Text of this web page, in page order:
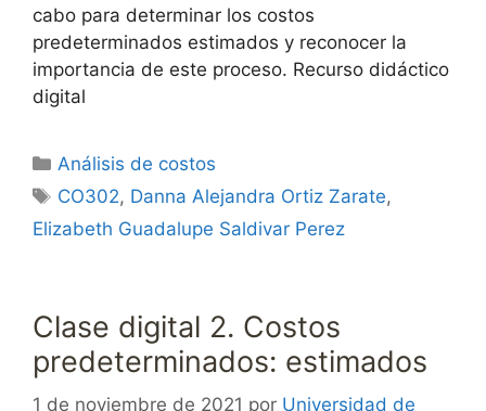
cabo para determinar los costos
predeterminados estimados y reconocer la
importancia de este proceso. Recurso didáctico
digital
Categorías
Análisis de costos
Etiquetas
CO302, Danna Alejandra Ortiz Zarate,
Elizabeth Guadalupe Saldivar Perez
Clase digital 2. Costos
predeterminados: estimados
1 de noviembre de 2021 por Universidad de